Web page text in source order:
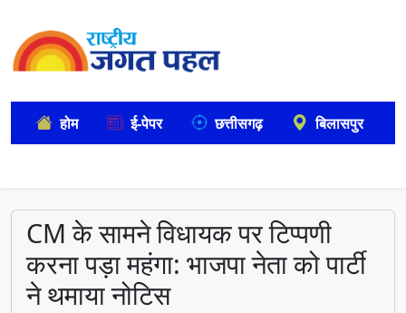
होम ई-पेपर छत्तीसगढ़ बिलासपुर
CM के सामने विधायक पर टिप्पणी
करना पड़ा महंगा: भाजपा नेता को पार्टी
ने थमाया नोटिस